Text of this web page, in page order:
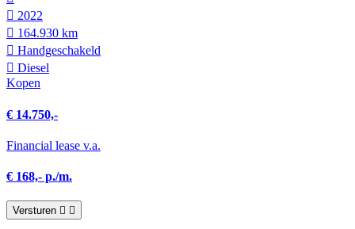
2022
164.930 km
Hand­geschakeld
Diesel
Kopen
€ 14.750,-
Financial lease v.a.
€ 168,- p./m.
Versturen